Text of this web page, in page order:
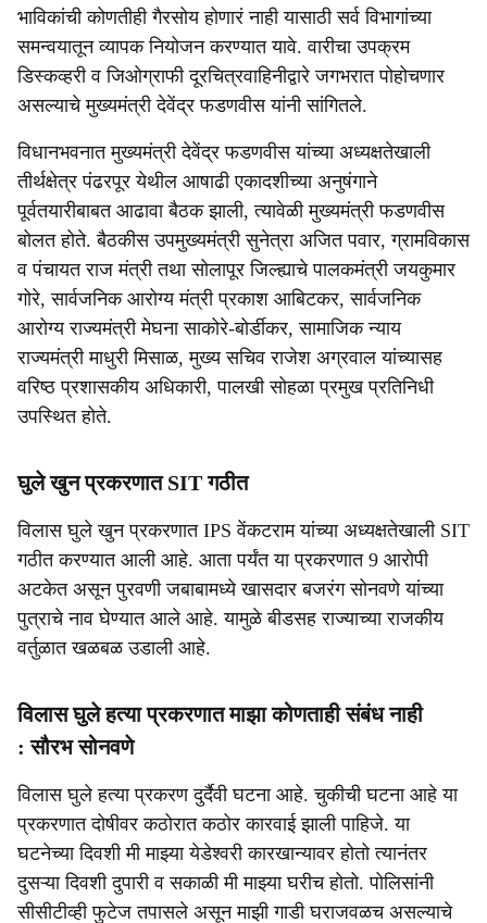
भाविकांची कोणतीही गैरसोय होणारं नाही यासाठी सर्व विभागांच्या
समन्वयातून व्यापक नियोजन करण्यात यावे. वारीचा उपक्रम
डिस्कव्हरी व जिओग्राफी दूरचित्रवाहिनीद्वारे जगभरात पोहोचणार
असल्याचे मुख्यमंत्री देवेंद्र फडणवीस यांनी सांगितले.
विधानभवनात मुख्यमंत्री देवेंद्र फडणवीस यांच्या अध्यक्षतेखाली
तीर्थक्षेत्र पंढरपूर येथील आषाढी एकादशीच्या अनुषंगाने
पूर्वतयारीबाबत आढावा बैठक झाली, त्यावेळी मुख्यमंत्री फडणवीस
बोलत होते. बैठकीस उपमुख्यमंत्री सुनेत्रा अजित पवार, ग्रामविकास
व पंचायत राज मंत्री तथा सोलापूर जिल्ह्याचे पालकमंत्री जयकुमार
गोरे, सार्वजनिक आरोग्य मंत्री प्रकाश आबिटकर, सार्वजनिक
आरोग्य राज्यमंत्री मेघना साकोरे-बोर्डीकर, सामाजिक न्याय
राज्यमंत्री माधुरी मिसाळ, मुख्य सचिव राजेश अग्रवाल यांच्यासह
वरिष्ठ प्रशासकीय अधिकारी, पालखी सोहळा प्रमुख प्रतिनिधी
उपस्थित होते.
घुले खुन प्रकरणात SIT गठीत
विलास घुले खुन प्रकरणात IPS वेंकटराम यांच्या अध्यक्षतेखाली SIT
गठीत करण्यात आली आहे. आता पर्यंत या प्रकरणात 9 आरोपी
अटकेत असून पुरवणी जबाबामध्ये खासदार बजरंग सोनवणे यांच्या
पुत्राचे नाव घेण्यात आले आहे. यामुळे बीडसह राज्याच्या राजकीय
वर्तुळात खळबळ उडाली आहे.
विलास घुले हत्या प्रकरणात माझा कोणताही संबंध नाही
: सौरभ सोनवणे
विलास घुले हत्या प्रकरण दुर्दैवी घटना आहे. चुकीची घटना आहे या
प्रकरणात दोषीवर कठोरात कठोर कारवाई झाली पाहिजे. या
घटनेच्या दिवशी मी माझ्या येडेश्वरी कारखान्यावर होतो त्यानंतर
दुसऱ्या दिवशी दुपारी व सकाळी मी माझ्या घरीच होतो. पोलिसांनी
सीसीटीव्ही फुटेज तपासले असून माझी गाडी घराजवळच असल्याचे